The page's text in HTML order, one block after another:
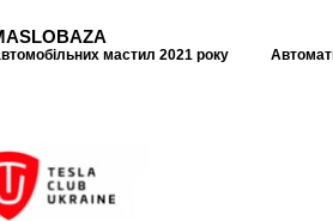
мастил 2021 року